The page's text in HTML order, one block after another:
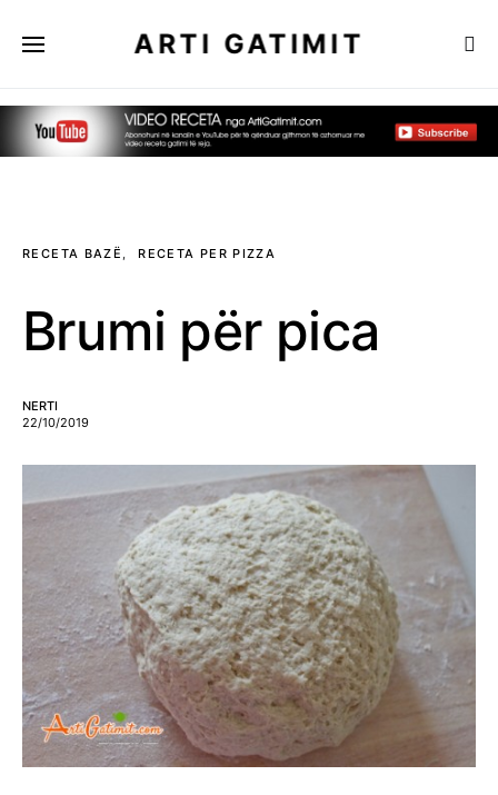
ARTI GATIMIT
RECETA BAZË RECETA PER PIZZA
Brumi për pica
NERTI
22/10/2019